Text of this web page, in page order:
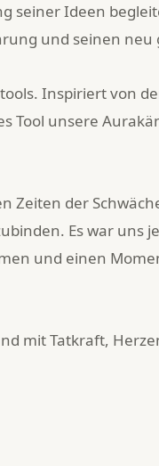
seiner Ideen
und seinen
Inspiriert von
Tool unsere
Zeiten der
Es war uns
und einen
mit Tatkraft,